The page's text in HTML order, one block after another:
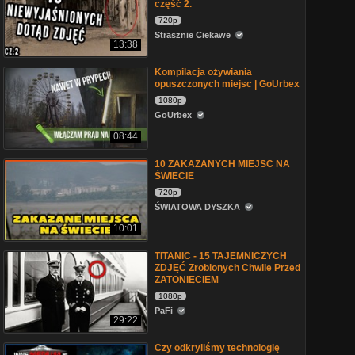
13:38
część 2.
720p
Strasznie Ciekawe
08:44
Kompilacja ożywiania
opuszczonych miejsc | GoUrbex
1080p
GoUrbex
10:01
10 ZAKAZANYCH MIEJSC NA
ŚWIECIE
720p
ŚWIATOWA DYSZKA
29:22
TITANIC - 15 TAJEMNICZYCH
ZDJĘĆ Zrobionych Chwile Przed
ZATONIĘCIEM
1080p
PaFi
Czy odkryliśmy technologię